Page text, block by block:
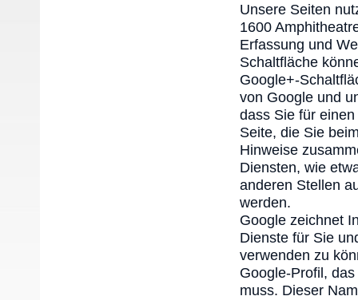
Unsere Seiten
1600
Erfassung und
Schaltfläche
Google+-
von Google und
dass Sie für
Seite, die Sie
Hinweise
Diensten, wie
anderen Stellen
werden.
Google zeichnet
Dienste für Sie
verwenden zu
Google-Profil,
muss. Dieser